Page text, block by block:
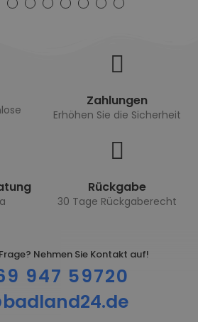
Zahlungen
Erhöhen Sie die Sicherheit
Rückgabe
30 Tage Rückgaberecht
Nehmen Sie Kontakt auf!
947 59720